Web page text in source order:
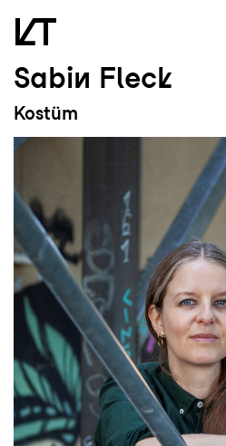
Zum Hauptinhalt springen
Zum Footer springen
Sabin Fleck
Kostüm